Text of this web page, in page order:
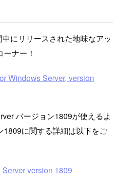
にリリースされた地味なアッ
ナー！
Windows Server, version
バージョン1809が使えるよ
1809に関する詳細は以下をご
version 1809